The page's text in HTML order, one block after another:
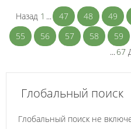
Назад 1 ... 47 48 49
55
56 57 58 59
... 67
Глобальный поиск
Глобальный поиск не